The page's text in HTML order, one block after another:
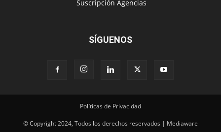
‎ Suscripción Agencias
SÍGUENOS
Políticas de Privacidad
© Copyright 2024, Todos los derechos reservados | Mediaware